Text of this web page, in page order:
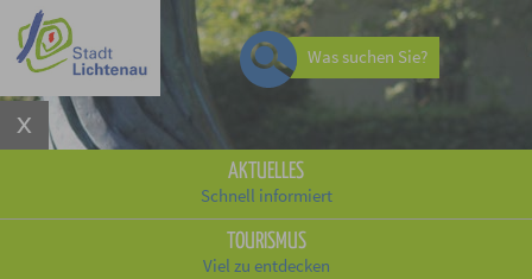
Was suchen Sie?
AKTUELLES
Schnell informiert
TOURISMUS
Viel zu entdecken